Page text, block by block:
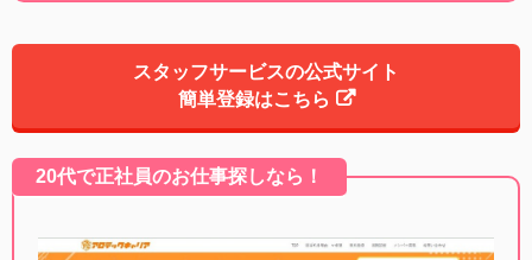
スタッフサービスの公式サイト
簡単登録はこちら
20代で正社員のお仕事探しなら！